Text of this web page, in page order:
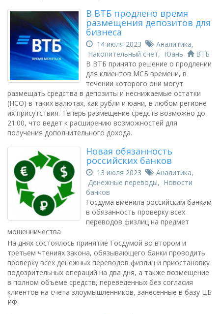
В ВТБ продлено время
размещения депозитов для
бизнеса
14 июля 2023 Аналитика,
Накопительный счет, Юань
ВТБ
В ВТБ принято решение о продлении
для клиентов МСБ времени, в
течении которого они могут
размещать средства в депозиты и неснижаемые остатки
(НСО) в таких валютах, как рубли и юани, в любом регионе
их присутствия. Теперь размещение средств возможно до
21:00, что ведет к расширению возможностей для
получения дополнительного дохода.
Новая обязанность
российских банков
13 июля 2023 Аналитика,
Денежные переводы, Новости
банков
Госдума вменила российским банкам
в обязанность проверку всех
переводов физлиц на предмет
мошенничества
На днях состоялось принятие Госдумой во втором и
третьем чтениях закона, обязывающего банки проводить
проверку всех денежных переводов физлиц и приостановку
подозрительных операций на два дня, а также возмещение
в полном объеме средств, переведенных без согласия
клиентов на счета злоумышленников, занесенные в базу ЦБ
РФ.